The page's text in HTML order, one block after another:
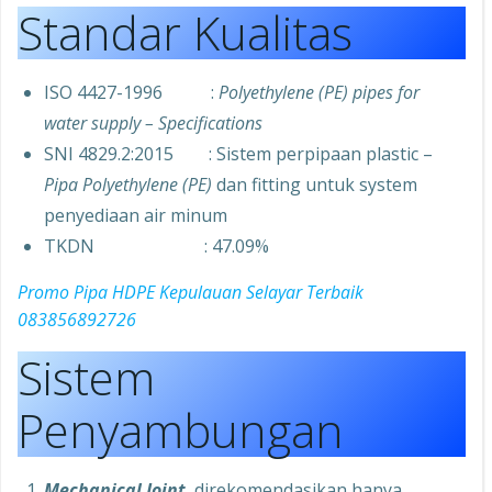
Standar Kualitas
ISO 4427-1996 : Polyethylene (PE) pipes for
water supply – Specifications
SNI 4829.2:2015 : Sistem perpipaan plastic –
Pipa Polyethylene (PE) dan fitting untuk system
penyediaan air minum
TKDN : 47.09%
Promo Pipa HDPE Kepulauan Selayar Terbaik
083856892726
Sistem
Penyambungan